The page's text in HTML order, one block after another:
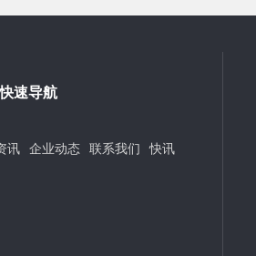
快速导航
讯 企业动态 联系我们 快讯